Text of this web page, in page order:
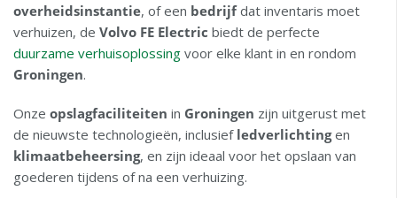
overheidsinstantie, of een bedrijfdat inventaris moet
verhuizen, de Volvo FE Electric biedt de perfecte
duurzame verhuisoplossing voor elke klant in en rondom
Groningen.
Onze opslagfaciliteiten in Groningen zijn uitgerust met
de nieuwste technologieën, inclusief ledverlichtingen
klimaatbeheersing, en zijn ideaal voor het opslaan van
goederen tijdens of na een verhuizing.